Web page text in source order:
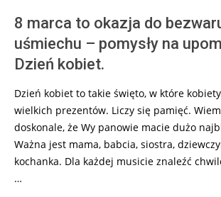
8 marca to okazja do
uśmiechu – pomysły na
Dzień kobiet.
Dzień kobiet to takie święto, w które
wielkich prezentów. Liczy się pamięć.
doskonale, że Wy panowie macie dużo
Ważna jest mama, babcia, siostra,
kochanka. Dla każdej musicie znaleźć
…